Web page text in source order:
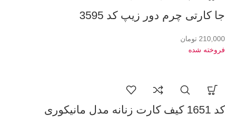
جا کارتی چرم دور زیپ کد 3595
210,000 تومان
فروخته شده
کد 1651 کیف کارت زنانه مدل مانیکوری